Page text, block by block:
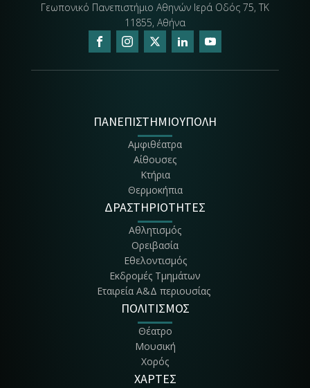
Γεωπονικό Πανεπιστήμιο Αθηνών Ιερά Οδός 75, ΤΚ
11855, Αθήνα
ΠΑΝΕΠΙΣΤΗΜΙΟΥΠΟΛΗ
Αμφιθέατρα
Αίθουσες
Κτήρια
Θερμοκήπια
ΔΡΑΣΤΗΡΙΟΤΗΤΕΣ
Αθλητισμός
Ορειβασία
Εθελοντισμός
Εκδρομές Τμημάτων
Εταιρεία Α&Δ περιουσίας
ΠΟΛΙΤΙΣΜΟΣ
Θέατρο
Μουσική
Χορός
ΧΑΡΤΕΣ